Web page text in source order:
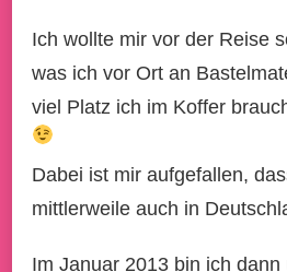
Ich wollte mir vor der Reise
was ich vor Ort an
viel Platz ich im Koffer
Dabei ist mir aufgefallen,
mittlerweile auch in
Im Januar 2013 bin ich dann